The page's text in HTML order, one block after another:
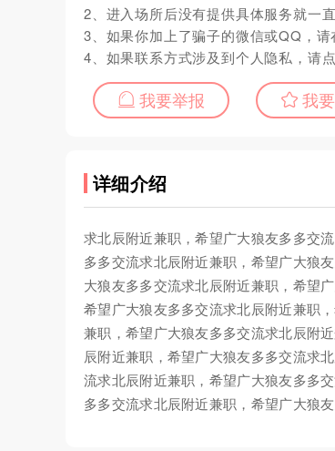
2、进入场所后没有提供具体服务就一
3、如果你加上了骗子的微信或QQ，
4、如果联系方式涉及到个人隐私，请
我要举报 我
详细介绍
求北辰附近兼职，希望广大狼友多多交
多多交流求北辰附近兼职，希望广大狼
大狼友多多交流求北辰附近兼职，希望
希望广大狼友多多交流求北辰附近兼职
兼职，希望广大狼友多多交流求北辰附
辰附近兼职，希望广大狼友多多交流求
流求北辰附近兼职，希望广大狼友多多
多多交流求北辰附近兼职，希望广大狼